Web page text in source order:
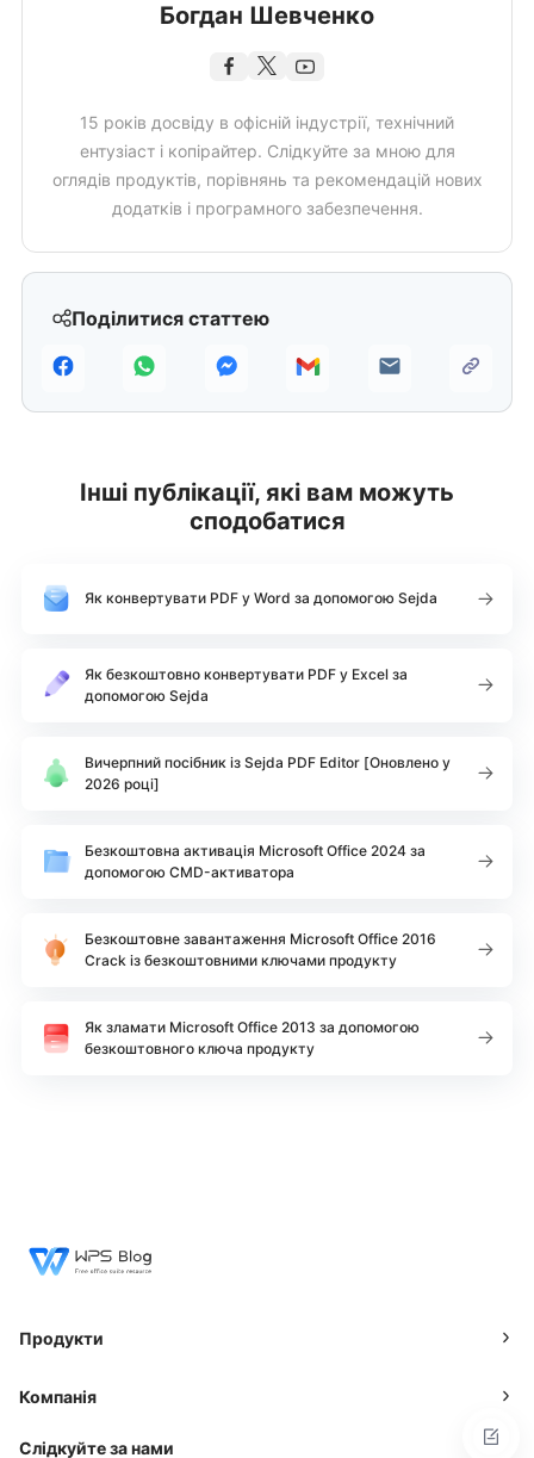
Поділитися статтею
Богдан Шевченко
15 років досвіду в офісній індустрії, технічний
ентузіаст і копірайтер. Слідкуйте за мною для
оглядів продуктів, порівнянь та рекомендацій нових
додатків і програмного забезпечення.
Інші публікації, які вам можуть
сподобатися
Як конвертувати PDF у Word за допомогою Sejda
Як безкоштовно конвертувати PDF у Excel за
допомогою Sejda
Вичерпний посібник із Sejda PDF Editor [Оновлено у
2026 році]
Безкоштовна активація Microsoft Office 2024 за
допомогою CMD-активатора
Безкоштовне завантаження Microsoft Office 2016
Crack із безкоштовними ключами продукту
Як зламати Microsoft Office 2013 за допомогою
безкоштовного ключа продукту
Продукти
Компанія
Слідкуйте за нами